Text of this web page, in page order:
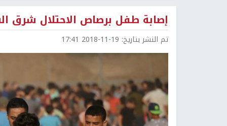
إصابة طفل برصاص الاحتلال شرق
تم النشر بتاريخ: 2018-11-19 17:41